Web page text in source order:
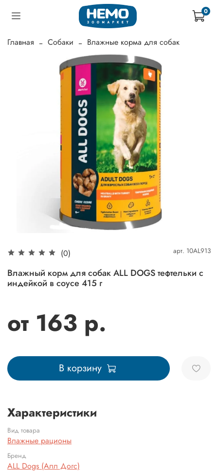
0
Главная Собаки Влажные корма для собак
(0) арт. 10AL913
Влажный корм для собак ALL DOGS тефтельки с
индейкой в соусе 415 г
от 163 р.
В корзину
Характеристики
Вид товара
Влажные рационы
Бренд
ALL Dogs (Алл Догс)